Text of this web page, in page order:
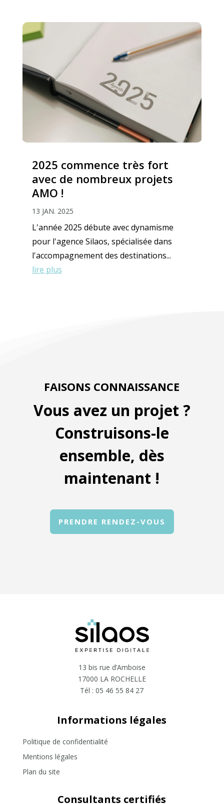
2025 commence très fort
avec de nombreux projets
AMO !
13 JAN. 2025
L'année 2025 débute avec dynamisme
pour l'agence Silaos, spécialisée dans
l'accompagnement des destinations...
lire plus
FAISONS CONNAISSANCE
Vous avez un projet ?
Construisons-le
ensemble, dès
maintenant !
PRENDRE RENDEZ-VOUS
13 bis rue d’Amboise
17000 LA ROCHELLE
Tél :05 46 55 84 27
Informations légales
Politique de confidentialité
Mentions légales
Plan du site
Consultants certifiés